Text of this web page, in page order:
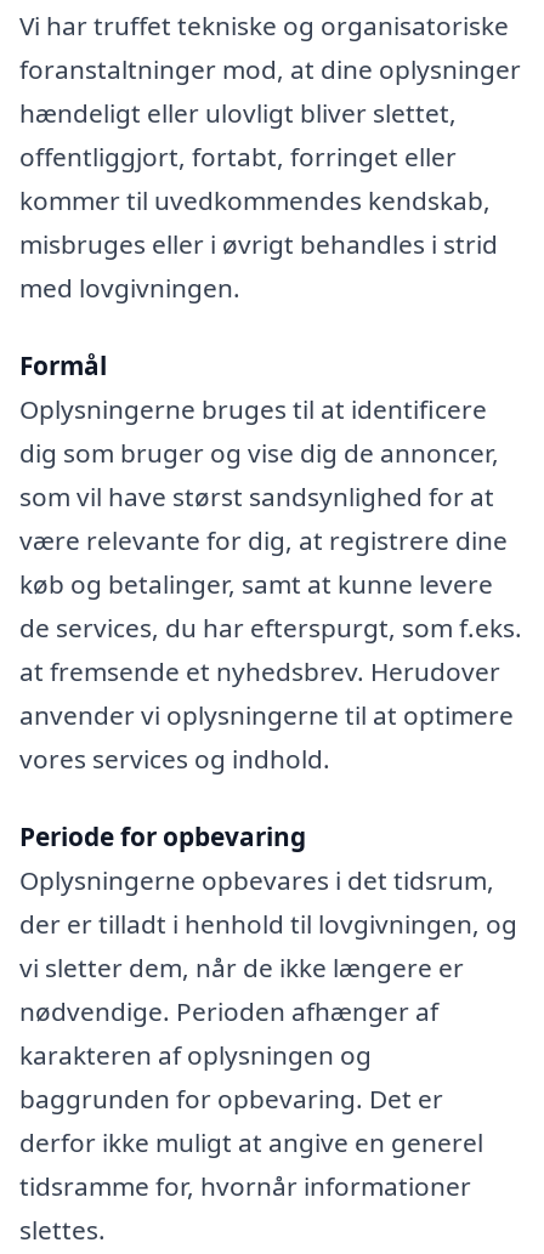
Vi har truffet tekniske og organisatoriske
foranstaltninger mod, at dine oplysninger
hændeligt eller ulovligt bliver slettet,
offentliggjort, fortabt, forringet eller
kommer til uvedkommendes kendskab,
misbruges eller i øvrigt behandles i strid
med lovgivningen.
Formål
Oplysningerne bruges til at identificere
dig som bruger og vise dig de annoncer,
som vil have størst sandsynlighed for at
være relevante for dig, at registrere dine
køb og betalinger, samt at kunne levere
de services, du har efterspurgt, som f.eks.
at fremsende et nyhedsbrev. Herudover
anvender vi oplysningerne til at optimere
vores services og indhold.
Periode for opbevaring
Oplysningerne opbevares i det tidsrum,
der er tilladt i henhold til lovgivningen, og
vi sletter dem, når de ikke længere er
nødvendige. Perioden afhænger af
karakteren af oplysningen og
baggrunden for opbevaring. Det er
derfor ikke muligt at angive en generel
tidsramme for, hvornår informationer
slettes.